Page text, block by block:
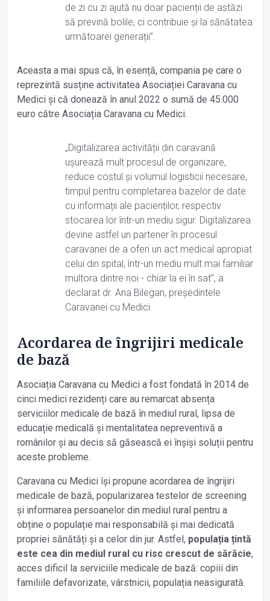
de zi cu zi ajută nu doar pacienții de astăzi
să prevină bolile, ci contribuie și la sănătatea
următoarei generații”.
Aceasta a mai spus că, în esență, compania pe care o
reprezintă susține activitatea Asociației Caravana cu
Medici și că donează în anul 2022 o sumă de 45.000
euro către Asociația Caravana cu Medici.
„Digitalizarea activității din caravană
ușurează mult procesul de organizare,
reduce costul și volumul logisticii necesare,
timpul pentru completarea bazelor de date
cu informații ale pacienților, respectiv
stocarea lor într-un mediu sigur. Digitalizarea
devine astfel un partener în procesul
caravanei de a oferi un act medical apropiat
celui din spital, într-un mediu mult mai familiar
multora dintre noi - chiar la ei în sat”, a
declarat dr. Ana Bilegan, președintele
Caravanei cu Medici.
Acordarea de îngrijiri medicale
de bază
Asociația Caravana cu Medici a fost fondată în 2014 de
cinci medici rezidenți care au remarcat absența
serviciilor medicale de bază în mediul rural, lipsa de
educație medicală și mentalitatea nepreventivă a
românilor și au decis să găsească ei înșiși soluții pentru
aceste probleme.
Caravana cu Medici își propune acordarea de îngrijiri
medicale de bază, popularizarea testelor de screening
și informarea persoanelor din mediul rural pentru a
obține o populație mai responsabilă și mai dedicată
propriei sănătăți și a celor din jur. Astfel, populația țintă
este cea din mediul rural cu risc crescut de sărăcie,
acces dificil la serviciile medicale de bază: copiii din
familiile defavorizate, vârstnicii, populația neasigurată.